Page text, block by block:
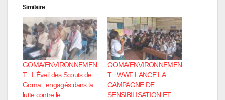
Similaire
GOMA/ENVIRONNEMEN
T : L’Éveil des Scouts de
Goma , engagés dans la
lutte contre le
GOMA/ENVIRONNEMEN
T : WWF LANCE LA
CAMPAGNE DE
SENSIBILISATION ET